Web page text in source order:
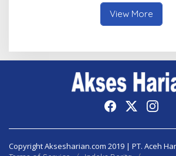
View More
Copyright Aksesharian.com 2019 | PT. Aceh